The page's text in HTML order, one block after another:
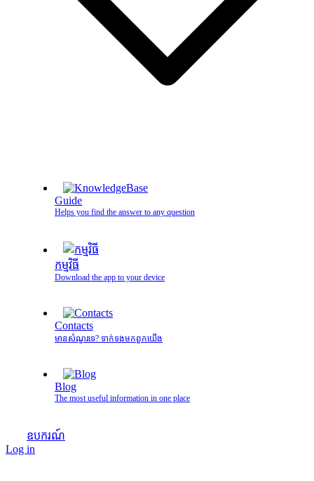
Guide
Helps you find the answer to any question
កម្មវិធី
Download the app to your device
Contacts
មានសំណួរទេ? ទាក់ទងមកពួកយើង
Blog
The most useful information in one place
ឧបករណ៍
Log in